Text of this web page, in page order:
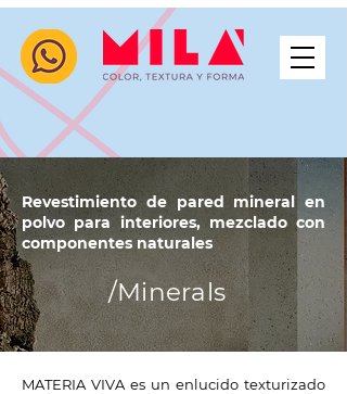
Materia viva
Revestimiento de pared mineral en
polvo para interiores, mezclado con
componentes naturales
/Minerals
MATERIA VIVA es un enlucido texturizado